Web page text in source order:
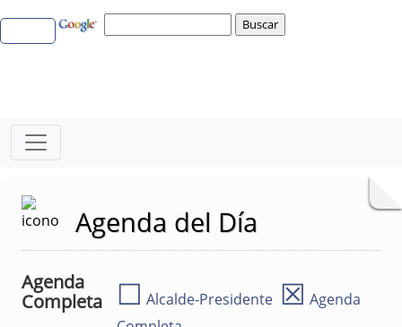
Agenda del Día
Agenda
Completa
☐ Alcalde-Presidente ☒ Agenda